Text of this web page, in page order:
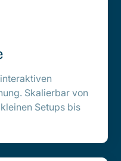
Skalierbar von
Setups bis